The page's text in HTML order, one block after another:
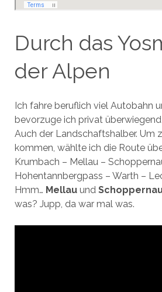
Durch das
der Alpen
Ich fahre beruflich viel Autobahn
bevorzuge ich privat
Auch der Landschaftshalber. Um
kommen, wählte ich die Route
Krumbach – Mellau –
Hohentannbergpass – Warth –
Hmm… Mellauund
was? Jupp, da war mal was.